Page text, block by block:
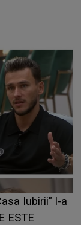
8-9 august
bani. O decizie